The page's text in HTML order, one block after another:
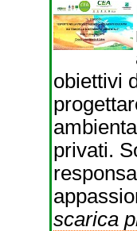
obiettivi
privati.
scarica